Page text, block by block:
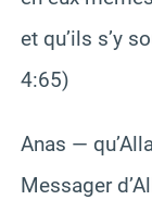
et qu’ils s’y
4:65)
Anas —
Messager